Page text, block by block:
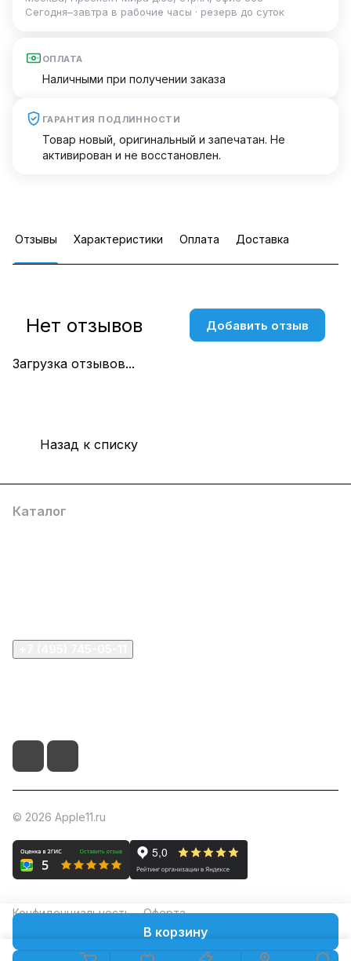
В корзину
Сегодня–завтра в рабочие часы · резерв до суток
ОПЛАТА
Наличными при получении заказа
ГАРАНТИЯ ПОДЛИННОСТИ
Товар новый, оригинальный и запечатан. Не
активирован и не восстановлен.
Отзывы Характеристики Оплата Доставка
Загрузка отзывов...
Нет отзывов Добавить отзыв
Назад к списку
Каталог
© 2026 Apple11.ru
Конфиденциальность Оферта